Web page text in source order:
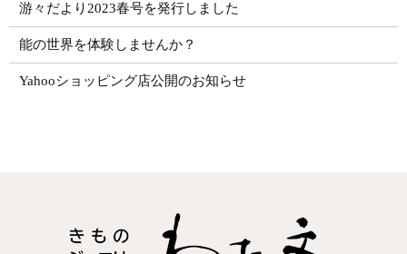
游々だより2023春号を発行しました
能の世界を体験しませんか？
Yahooショッピング店公開のお知らせ